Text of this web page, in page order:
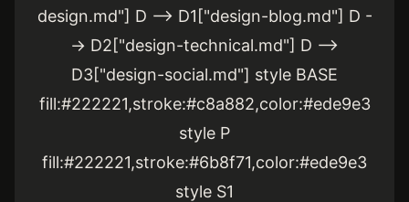
design.md"] D --> D1["design-blog.md"] D -
-> D2["design-technical.md"] D -->
D3["design-social.md"] style BASE
fill:#222221,stroke:#c8a882,color:#ede9e3
style P
fill:#222221,stroke:#6b8f71,color:#ede9e3
style S1